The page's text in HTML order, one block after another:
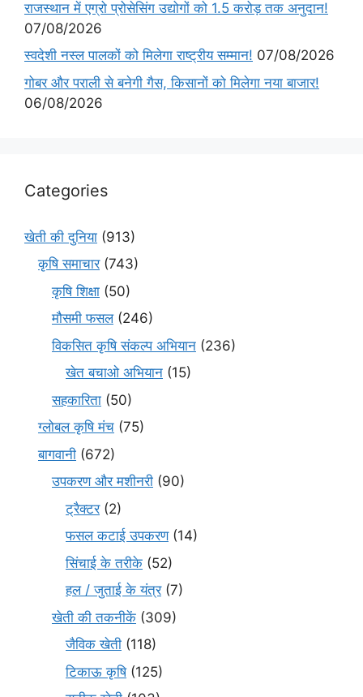
राजस्थान में एग्रो प्रोसेसिंग उद्योगों को 1.5 करोड़ तक अनुदान!
07/08/2026
स्वदेशी नस्ल पालकों को मिलेगा राष्ट्रीय सम्मान! 07/08/2026
गोबर और पराली से बनेगी गैस, किसानों को मिलेगा नया बाजार!
06/08/2026
Categories
खेती की दुनिया (913)
कृषि समाचार(743)
कृषि शिक्षा (50)
मौसमी फसल(246)
विकसित कृषि संकल्प अभियान (236)
खेत बचाओ अभियान (15)
सहकारिता (50)
ग्लोबल कृषि मंच (75)
बागवानी (672)
उपकरण और मशीनरी (90)
ट्रैक्टर(2)
फसल कटाई उपकरण(14)
सिंचाई के तरीके (52)
हल / जुताई के यंत्र(7)
खेती की तकनीकें (309)
जैविक खेती (118)
टिकाऊ कृषि(125)